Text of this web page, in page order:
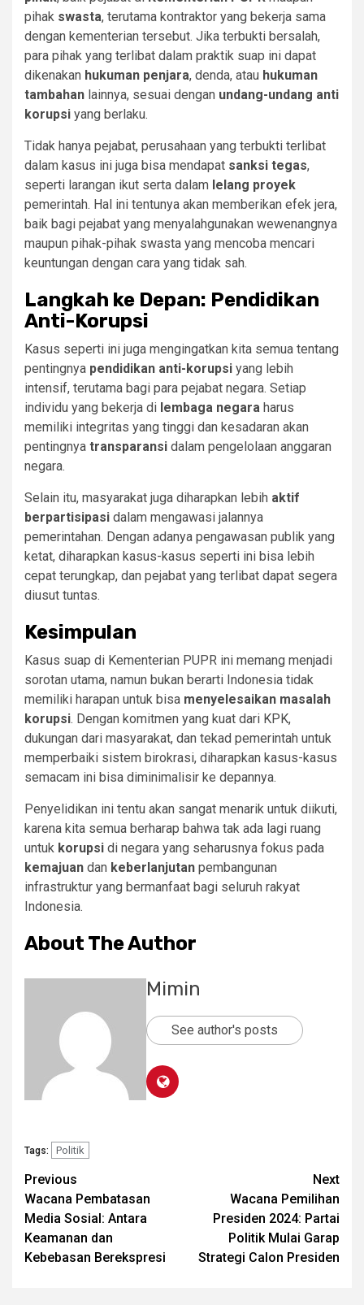
pihak swasta, terutama kontraktor yang bekerja sama
dengan kementerian tersebut. Jika terbukti bersalah,
para pihak yang terlibat dalam praktik suap ini dapat
dikenakan hukuman penjara, denda, atau hukuman
tambahan lainnya, sesuai dengan undang-undang anti
korupsi yang berlaku.
Tidak hanya pejabat, perusahaan yang terbukti terlibat
dalam kasus ini juga bisa mendapat sanksi tegas,
seperti larangan ikut serta dalam lelang proyek
pemerintah. Hal ini tentunya akan memberikan efek jera,
baik bagi pejabat yang menyalahgunakan wewenangnya
maupun pihak-pihak swasta yang mencoba mencari
keuntungan dengan cara yang tidak sah.
Langkah ke Depan: Pendidikan
Anti-Korupsi
Kasus seperti ini juga mengingatkan kita semua tentang
pentingnya pendidikan anti-korupsi yang lebih
intensif, terutama bagi para pejabat negara. Setiap
individu yang bekerja di lembaga negara harus
memiliki integritas yang tinggi dan kesadaran akan
pentingnya transparansi dalam pengelolaan anggaran
negara.
Selain itu, masyarakat juga diharapkan lebih aktif
berpartisipasi dalam mengawasi jalannya
pemerintahan. Dengan adanya pengawasan publik yang
ketat, diharapkan kasus-kasus seperti ini bisa lebih
cepat terungkap, dan pejabat yang terlibat dapat segera
diusut tuntas.
Kesimpulan
Kasus suap di Kementerian PUPR ini memang menjadi
sorotan utama, namun bukan berarti Indonesia tidak
memiliki harapan untuk bisa menyelesaikan masalah
korupsi. Dengan komitmen yang kuat dari KPK,
dukungan dari masyarakat, dan tekad pemerintah untuk
memperbaiki sistem birokrasi, diharapkan kasus-kasus
semacam ini bisa diminimalisir ke depannya.
Penyelidikan ini tentu akan sangat menarik untuk diikuti,
karena kita semua berharap bahwa tak ada lagi ruang
untuk korupsi di negara yang seharusnya fokus pada
kemajuan dan keberlanjutan pembangunan
infrastruktur yang bermanfaat bagi seluruh rakyat
Indonesia.
About The Author
Mimin
See author's posts
Tags: Politik
Post
navigation
Previous
Wacana Pembatasan
Media Sosial: Antara
Keamanan dan
Kebebasan Berekspresi
Next
Wacana Pemilihan
Presiden 2024: Partai
Politik Mulai Garap
Strategi Calon Presiden